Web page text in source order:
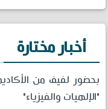
أخبار مختارة
بحضور لفيف من
"الإلهيات والفيزياء"